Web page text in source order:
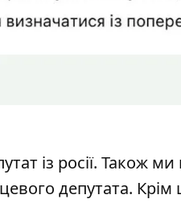
із росії. Також ми
депутата. Крім